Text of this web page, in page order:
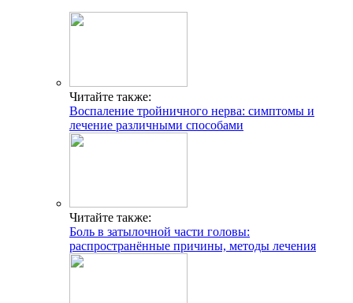
Читайте также:
Воспаление тройничного нерва: симптомы и
лечение различными способами
Читайте также:
Боль в затылочной части головы:
распространённые причины, методы лечения